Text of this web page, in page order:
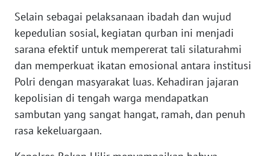
Selain sebagai pelaksanaan ibadah dan wujud
kepedulian sosial, kegiatan qurban ini menjadi
sarana efektif untuk mempererat tali silaturahmi
dan memperkuat ikatan emosional antara institusi
Polri dengan masyarakat luas. Kehadiran jajaran
kepolisian di tengah warga mendapatkan
sambutan yang sangat hangat, ramah, dan penuh
rasa kekeluargaan.
WN
JOGJA
WN
JATIM
WN
BALI